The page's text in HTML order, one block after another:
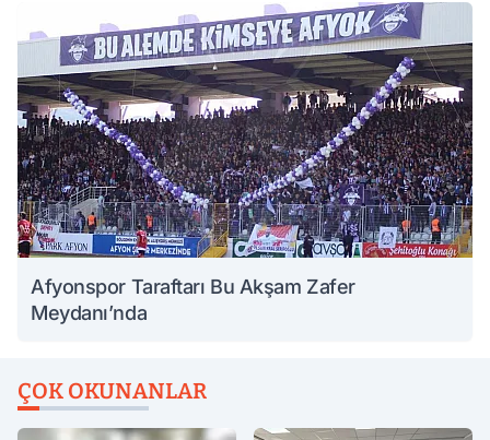
Afyonspor Taraftarı Bu Akşam Zafer
Meydanı’nda
ÇOK OKUNANLAR